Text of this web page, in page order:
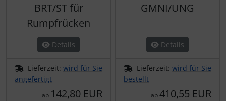
BRT/ST für
Rumpfrücken
Details
Lieferzeit: wird für Sie
angefertigt
ab 142,80 EUR
GMNI/UNG
Details
Lieferzeit: wird für Sie
bestellt
ab410,55 EUR